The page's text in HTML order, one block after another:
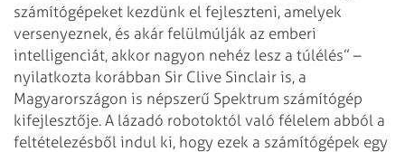
számítógépeket kezdünk el fejleszteni, amelyek
versenyeznek, és akár felülmúlják az emberi
intelligenciát, akkor nagyon nehéz lesz a túlélés” –
nyilatkozta korábban Sir Clive Sinclair is, a
Magyarországon is népszerű Spektrum számítógép
kifejlesztője. A lázadó robotoktól való félelem abból a
fel­tételezésből indul ki, hogy ezek a számítógépek egy